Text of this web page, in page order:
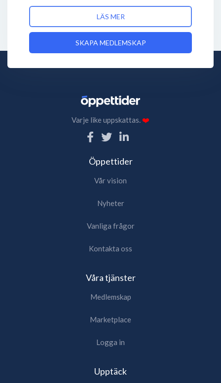
LÄS MER
SKAPA MEDLEMSKAP
Varje like uppskattas.❤️
Öppettider
Vår vision
Nyheter
Vanliga frågor
Kontakta oss
Våra tjänster
Medlemskap
Marketplace
Logga in
Upptäck